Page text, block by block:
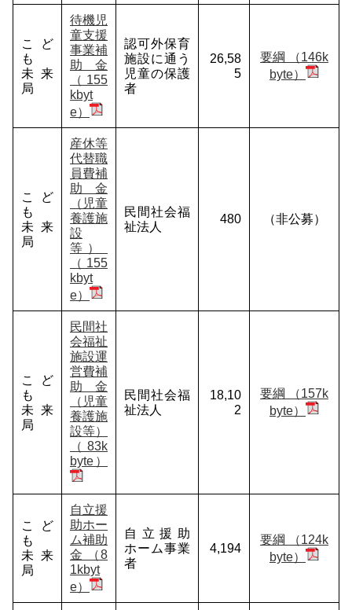
こど
も
未来
局
待機児
童支援
事業補
助金
（155
kbyt
e）
認可外保育
施設に通う
児童の保護
者
26,58
5
要綱 （146k
byte）
こど
も
未来
局
産休等
代替職
員費補
助金
（児童
養護施
設
等）
（155
kbyt
e）
民間社会福
祉法人
480 （非公募）
こど
も
未来
局
民間社
会福祉
施設運
営費補
助金
（児童
養護施
設等）
（83k
byte）
民間社会福
祉法人
18,10
2
要綱 （157k
byte）
こど
も
未来
局
自立援
助ホー
ム補助
金 （8
1kbyt
e）
自立援助
ホーム事業
者
4,194
要綱 （124k
byte）